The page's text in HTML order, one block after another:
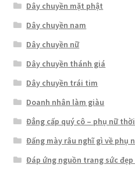
Dây chuyền mặt phật
Dây chuyền nam
Dây chuyền nữ
Dây chuyền thánh giá
Dây chuyền trái tim
Doanh nhân làm giàu
Đẳng cấp quý cô – phụ nữ
Đấng mày râu nghĩ gì về phụ
Đáp ứng nguồn trang sức